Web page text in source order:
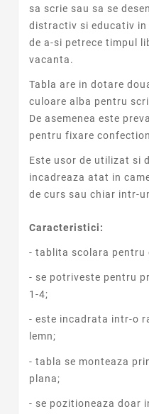
sa scrie sau sa se
distractiv si educativ
de a-si petrece timpul
vacanta.
Tabla are in dotare
culoare alba pentru
De asemenea este
pentru fixare
Este usor de utilizat si
incadreaza atat in
de curs sau chiar intr-
Caracteristici:
- tablita scolara pentru
- se potriveste pentru
1-4;
- este incadrata intr-o
lemn;
- tabla se monteaza
plana;
- se pozitioneaza doar